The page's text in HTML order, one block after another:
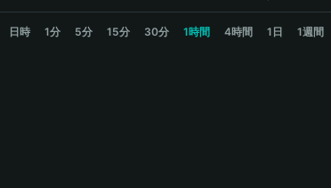
Bahasa Indonesia
MARSCOIN Price Chart
日時 1分 5分 15分 30分 1時間 4時間 1日 1週間